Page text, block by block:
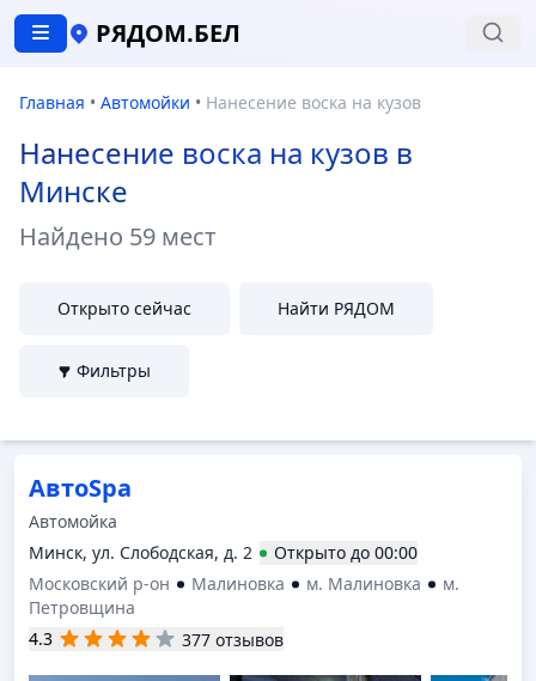
РЯДОМ.БЕЛ
Главная • Автомойки • Нанесение воска на кузов
Нанесение воска на кузов в
Минске
Найдено 59 мест
Открыто сейчас Найти РЯДОМ
Фильтры
АвтоSpa
Автомойка
Минск, ул. Слободская, д. 2
Открыто до 00:00
Московский р-он
Малиновка м. Малиновка
м.
Петровщина
4.3
377 отзывов